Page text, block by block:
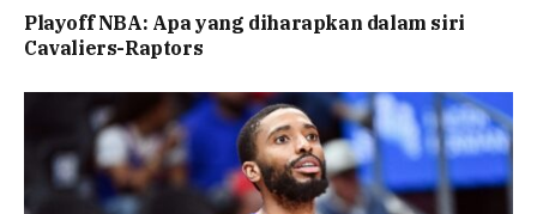
Playoff NBA: Apa yang diharapkan dalam siri
Cavaliers-Raptors